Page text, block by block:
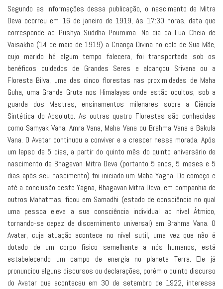
Segundo as informações dessa publicação, o nascimento de Mitra
Deva ocorreu em 16 de janeiro de 1919, às 17:30 horas, data que
corresponde ao Pushya Suddha Pournima. No dia da Lua Cheia de
Vaisakha (14 de maio de 1919) a Criança Divina no colo de Sua Mãe,
cujo marido há algum tempo falecera, foi transportada sob os
benéficos cuidados de Grandes Seres e alcançou Srivana ou a
Floresta Bilva, uma das cinco florestas nas proximidades de Maha
Guha, uma Grande Gruta nos Himalayas onde estão ocultos, sob a
guarda dos Mestres, ensinamentos milenares sobre a Ciência
Sintética do Absoluto. As outras quatro Florestas são conhecidas
como Samyak Vana, Amra Vana, Maha Vana ou Brahma Vana e Bakula
Vana. O Avatar continuou a conviver e a crescer nessa morada. Após
um lapso de 5 dias, a partir do quinto mês do quinto aniversário de
nascimento de Bhagavan Mitra Deva (portanto 5 anos, 5 meses e 5
dias após seu nascimento) foi iniciado um Maha Yagna. Do começo e
até a conclusão deste Yagna, Bhagavan Mitra Deva, em companhia de
outros Mahatmas, ficou em Samadhi (estado de consciência no qual
uma pessoa eleva a sua consciência individual ao nível Átmico,
tornando-se capaz de discernimento universal) em Brahma Vana. O
Avatar, cuja atuação acontece no nível sutil, uma vez que não é
dotado de um corpo físico semelhante a nós humanos, está
estabelecendo um campo de energia no planeta Terra. Ele já
pronunciou alguns discursos ou declarações, porém o quinto discurso
do Avatar que aconteceu em 30 de setembro de 1922, interessa